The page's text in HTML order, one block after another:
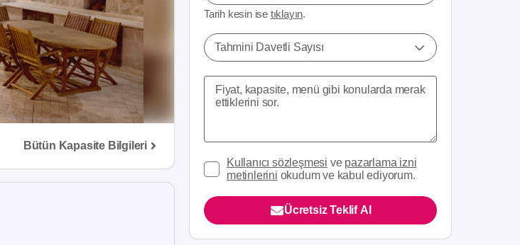
Bütün Kapasite Bilgileri
Tarih kesin ise tıklayın.
Tahmini Davetli Sayısı
Kullanıcı sözleşmesi ve pazarlama izni
metinlerini okudum ve kabul ediyorum.
Ücretsiz Teklif Al